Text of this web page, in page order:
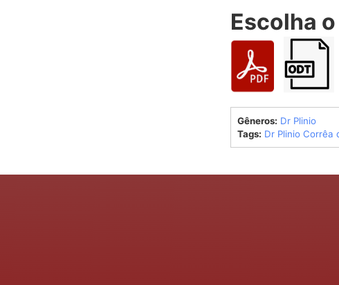
Escolha
Gêneros: Dr Plinio
Tags: Dr Plinio Corrêa